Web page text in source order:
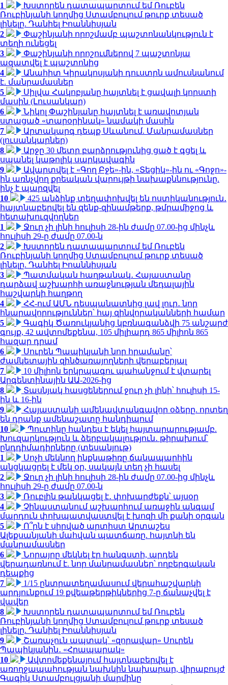
1
Խստորեն դատապարտում եմ Ռուբեն
Ռուբինյանի կողմից Ստամբուլում թուրք տեսած
լինելը. Դանիել Իոաննիսյան
2
Փաշինյանի որոշմամբ պաշտոնանկություն է
տեղի ունեցել
3
Փաշինյանի որոշումներով 7 պաշտոնյա
ազատվել է պաշտոնից
4
Անահիտ Կիրակոսյանի դուստրն ամուսնանում
է. մանրամասներ
5
Սիլվա Հակոբյանը հայտնել է ցավալի կորստի
մասին (Լուսանկար)
6
Նիկոլ Փաշինյանը հայտնել է առավոտյան
ստացած «տարօրինակ» նամակի մասին
7
Արտակարգ դեպք Սևանում. Մանրամասներ
(լուսանկարներ)
8
Արջը 30 մետր բարձրությունից ցած է գցել և
սպանել կաթոլիկ սարկավագին
9
Ավարտվել է «Գող Բջե»-ին, «Տեցիկ»-ին ու «Գոջո»-
ին առնչվող քրեական վարույթի նախաքննությունը.
ինչ է պարզվել
10
425 անձինք տեղափոխվել են ոստիկանություն․
հայտնաբերվել են զենք-զինամթերք, թմրամիջոց և
հետախուզվողներ
1
Ջուր չի լինի հուլիսի 28-ին ժամը 07.00-ից մինչև
հուլիսի 29-ը ժամը 07.00-ն
2
Խստորեն դատապարտում եմ Ռուբեն
Ռուբինյանի կողմից Ստամբուլում թուրք տեսած
լինելը. Դանիել Իոաննիսյան
3
Պատմական հաղթանակ․ Հայաստանը
դարձավ աշխարհի առաջնության մեդալային
հաշվարկի հաղթող
4
ՀՀ-ում ԱՄՆ դեսպանատնից լավ լուր․ նոր
հնարավորություններ՝ հայ զինվորականների համար
5
Գագիկ Ծառուկյանից կբռնագանձվի 75 անշարժ
գույք, 42 ավտոմեքենա, 105 միլիարդ 865 միլիոն 865
հազար դրամ
6
Սուրեն Պապիկյանի նոր հրամանը՝
ժամկետային զինծառայողների վերաբերյալ
7
10 միլիոն երկրպագու պահանջում է վտարել
Արգենտինային ԱԱ-2026-ից
8
Տասնյակ հասցեներում ջուր չի լինի՝ հուլիսի 15-
ին և 16-ին
9
Հայաստանի ամենավտանգավոր օձերը. որտեղ
են դրանք ամենաշատը հանդիպում
10
Պուտինը հանդես է եկել հայտարարությամբ.
Խուզարկություն և ձերբակալություն․ թիրախում՝
ընդդիմադիրները (տեսանյութ)
1
Սոչի մեկնող ինքնաթիռը ճանապարհին
անցկացրել է մեկ օր, սակայն տեղ չի հասել
2
Ջուր չի լինի հուլիսի 28-ին ժամը 07.00-ից մինչև
հուլիսի 29-ը ժամը 07.00-ն
3
Ռուբլին թանկացել է․ փոխարժեքն՝ այսօր
4
Չինաստանում աշխարհում առաջին անգամ
մարդուն փոխպատվաստվել է խոզի մի քանի օրգան
5
Ո՞րն է սիրված արտիստ Արտաշես
Ալեքսանյանի մահվան պատճառը. հայտնի են
մանրամասներ
6
Նորայրը մեկնել էր հանգստի, արդեն
վերադառնում է. նոր մանրամասներ՝ ողբերգական
դեպքից
7
1/15 ընտրատեղամասում վերահաշվարկի
արդյունքում 19 քվեաթերթիկներից 7-ը ճանաչվել է
վավեր
8
Խստորեն դատապարտում եմ Ռուբեն
Ռուբինյանի կողմից Ստամբուլում թուրք տեսած
լինելը. Դանիել Իոաննիսյան
9
Շառաչուն ապտակ՝ «զորավար» Սուրեն
Պապիկյանին․ «Հրապարակ»
10
Ավտոմեքենայում հայտնաբերվել է
առողջապահության նախկին նախարար, վիրաբույժ
Գագիկ Ստամբուլցյանի մարմինը